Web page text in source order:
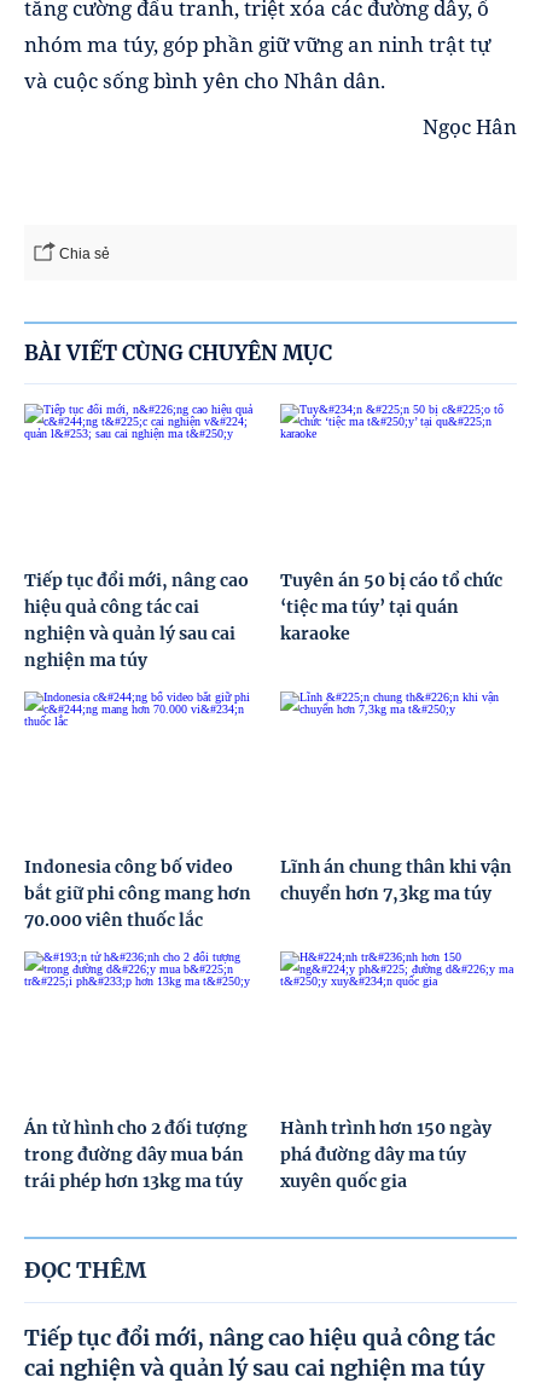
tăng cường đấu tranh, triệt xóa các đường dây, ổ
nhóm ma túy, góp phần giữ vững an ninh trật tự
và cuộc sống bình yên cho Nhân dân.
Ngọc Hân
Chia sẻ
BÀI VIẾT CÙNG CHUYÊN MỤC
Tiếp tục đổi mới, nâng cao
hiệu quả công tác cai
nghiện và quản lý sau cai
nghiện ma túy
Tuyên án 50 bị cáo tổ chức
‘tiệc ma túy’ tại quán
karaoke
Indonesia công bố video
bắt giữ phi công mang hơn
70.000 viên thuốc lắc
Lĩnh án chung thân khi vận
chuyển hơn 7,3kg ma túy
Án tử hình cho 2 đối tượng
trong đường dây mua bán
trái phép hơn 13kg ma túy
Hành trình hơn 150 ngày
phá đường dây ma túy
xuyên quốc gia
ĐỌC THÊM
Tiếp tục đổi mới, nâng cao hiệu quả công tác
cai nghiện và quản lý sau cai nghiện ma túy